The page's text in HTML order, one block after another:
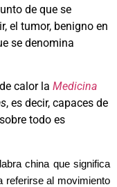
de que se
el tumor, benigno en
se denomina
calor la Medicina
, es decir, capaces de
todo es
china que significa
referirse al movimiento